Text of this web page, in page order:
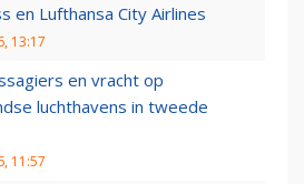
en Lufthansa City Airlines
13:17
en vracht op
luchthavens in tweede
11:57